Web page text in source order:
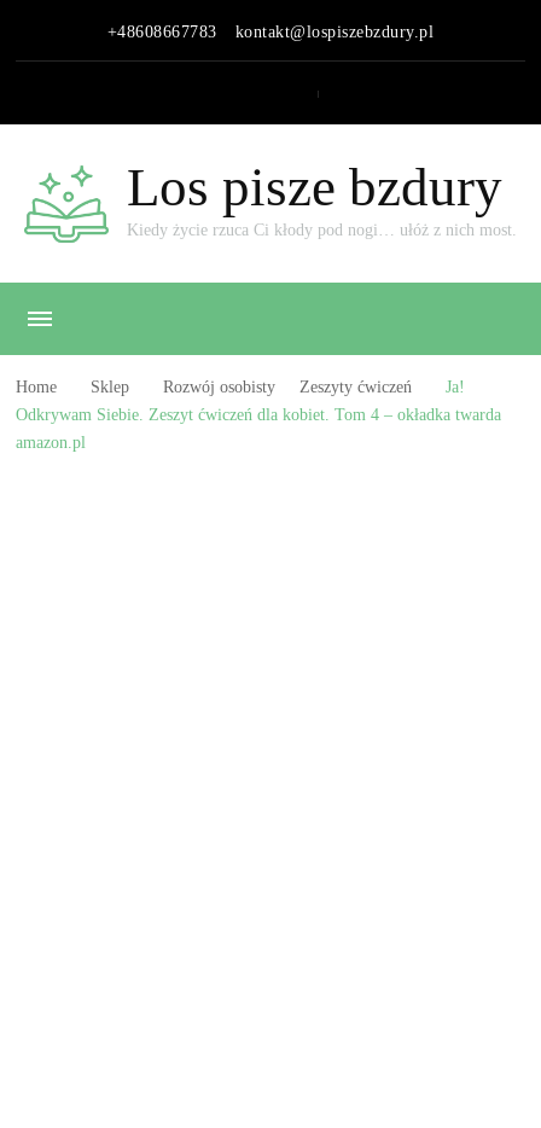
+48608667783 kontakt@lospiszebzdury.pl
Los pisze bzdury
Kiedy życie rzuca Ci kłody pod nogi… ułóż z nich most.
Home Sklep Rozwój osobisty Zeszyty ćwiczeń
Ja!
Odkrywam Siebie. Zeszyt ćwiczeń dla kobiet. Tom 4 – okładka twarda
amazon.pl